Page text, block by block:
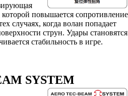
которой повышается сопротивление
случаях, когда волан попадает
струн. Удары становятся
стабильность в игре.
SYSTEM